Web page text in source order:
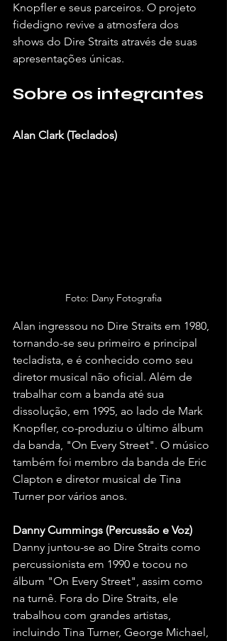
Knopfler e seus parceiros. O projeto
fidedigno revive a atmosfera dos
shows do Dire Straits através de suas
apresentações únicas.
Sobre os integrantes
Alan Clark (Teclados)
Foto: Dany Fotografia
Alan ingressou no Dire Straits em 1980,
tornando-se seu primeiro e principal
tecladista, e é conhecido como seu
diretor musical não oficial. Além de
trabalhar com a banda até sua
dissolução, em 1995, ao lado de Mark
Knopfler, co-produziu o último álbum
da banda, "On Every Street". O músico
também foi membro da banda de Eric
Clapton e diretor musical de Tina
Turner por vários anos.
Danny Cummings (Percussão e Voz)
Danny juntou-se ao Dire Straits como
percussionista em 1990 e tocou no
álbum "On Every Street", assim como
na turnê. Fora do Dire Straits, ele
trabalhou com grandes artistas,
incluindo Tina Turner, George Michael,